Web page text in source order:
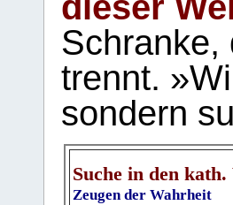
Schranke,
trennt.
sondern
Suche in den
Zeugen der Wahrheit